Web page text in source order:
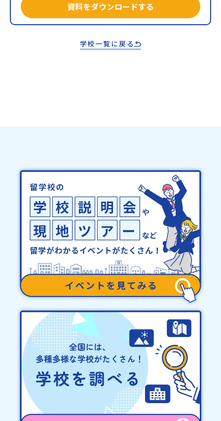
資料をダウンロードする
学校一覧に戻る